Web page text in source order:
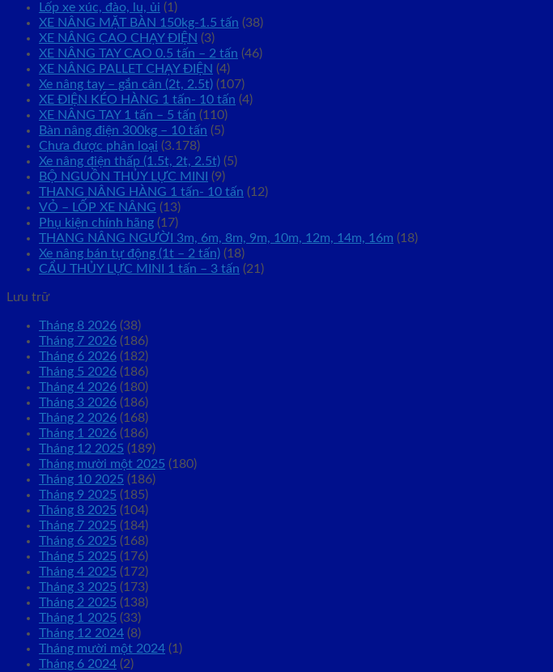
Lốp xe xúc, đào, lu, ủi (1)
XE NÂNG MẶT BÀN 150kg-1.5 tấn (38)
XE NÂNG CAO CHẠY ĐIỆN (3)
XE NÂNG TAY CAO 0.5 tấn – 2 tấn (46)
XE NÂNG PALLET CHẠY ĐIỆN (4)
Xe nâng tay – gắn cân (2t, 2.5t) (107)
XE ĐIỆN KÉO HÀNG 1 tấn- 10 tấn (4)
XE NÂNG TAY 1 tấn – 5 tấn (110)
Bàn nâng điện 300kg – 10 tấn (5)
Chưa được phân loại (3.178)
Xe nâng điện thấp (1.5t, 2t, 2.5t) (5)
BỘ NGUỒN THỦY LỰC MINI
(9)
THANG NÂNG HÀNG 1 tấn- 10 tấn (12)
VỎ – LỐP XE NÂNG (13)
Phụ kiện chính hãng (17)
THANG NÂNG NGƯỜI 3m, 6m, 8m, 9m, 10m, 12m, 14m, 16m (18)
Xe nâng bán tự động (1t – 2 tấn) (18)
CẨU THỦY LỰC MINI 1 tấn – 3 tấn (21)
Lưu trữ
Tháng 8 2026 (38)
Tháng 7 2026 (186)
Tháng 6 2026 (182)
Tháng 5 2026 (186)
Tháng 4 2026 (180)
Tháng 3 2026 (186)
Tháng 2 2026 (168)
Tháng 1 2026 (186)
Tháng 12 2025 (189)
Tháng mười một 2025 (180)
Tháng 10 2025 (186)
Tháng 9 2025 (185)
Tháng 8 2025 (104)
Tháng 7 2025 (184)
Tháng 6 2025 (168)
Tháng 5 2025 (176)
Tháng 4 2025 (172)
Tháng 3 2025 (173)
Tháng 2 2025 (138)
Tháng 1 2025 (33)
Tháng 12 2024 (8)
Tháng mười một 2024 (1)
Tháng 6 2024 (2)